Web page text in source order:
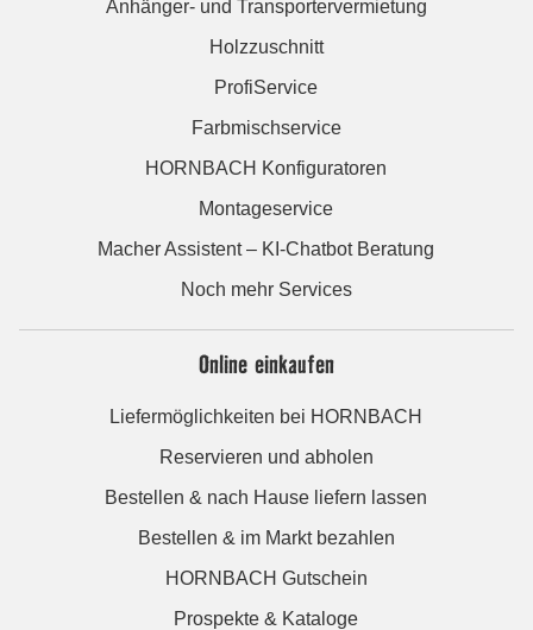
Anhänger- und Transportervermietung
Holzzuschnitt
ProfiService
Farbmischservice
HORNBACH Konfiguratoren
Montageservice
Macher Assistent – KI-Chatbot Beratung
Noch mehr Services
Online einkaufen
Liefermöglichkeiten bei HORNBACH
Reservieren und abholen
Bestellen & nach Hause liefern lassen
Bestellen & im Markt bezahlen
HORNBACH Gutschein
Prospekte & Kataloge